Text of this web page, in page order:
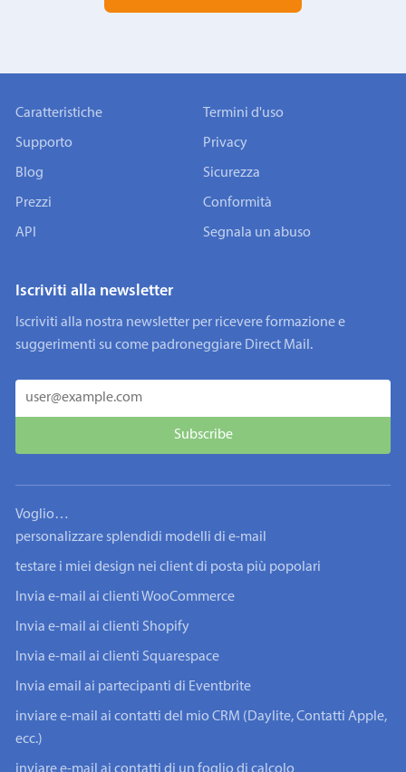
Caratteristiche
Supporto
Blog
Prezzi
API
Termini d'uso
Privacy
Sicurezza
Conformità
Segnala un abuso
Iscriviti alla newsletter
Iscriviti alla nostra newsletter per ricevere formazione e
suggerimenti su come padroneggiare Direct Mail.
Voglio…
personalizzare splendidi modelli di e-mail
testare i miei design nei client di posta più popolari
Invia e-mail ai clienti WooCommerce
Invia e-mail ai clienti Shopify
Invia e-mail ai clienti Squarespace
Invia email ai partecipanti di Eventbrite
inviare e-mail ai contatti del mio CRM (Daylite, Contatti Apple,
ecc.)